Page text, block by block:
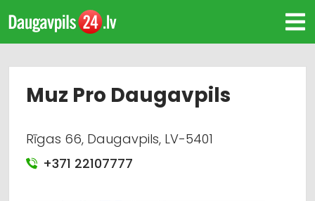
Muz Pro Daugavpils
Rīgas 66, Daugavpils, LV-5401
+371 22107777